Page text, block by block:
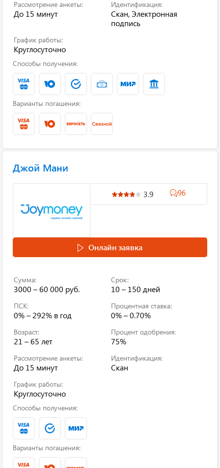
Рассмотрение анкеты:
До 15 минут
Идентификация:
Скан, Электронная
подпись
График работы:
Круглосуточно
Способы получения:
Варианты погашения:
Джой Мани
3.9 96
Онлайн заявка
Сумма:
3000 – 60 000 руб.
Срок:
10 – 150 дней
ПСК:
0% – 292% в год
Процентная ставка:
0% – 0.70%
Возраст:
21 – 65 лет
Процент одобрения:
75%
Рассмотрение анкеты:
До 15 минут
Идентификация:
Скан
График работы:
Круглосуточно
Способы получения:
Варианты погашения: